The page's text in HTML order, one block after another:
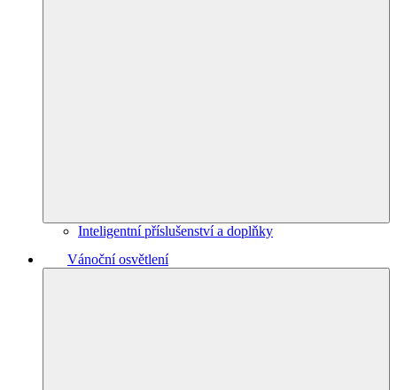
Inteligentní příslušenství a doplňky
Vánoční osvětlení